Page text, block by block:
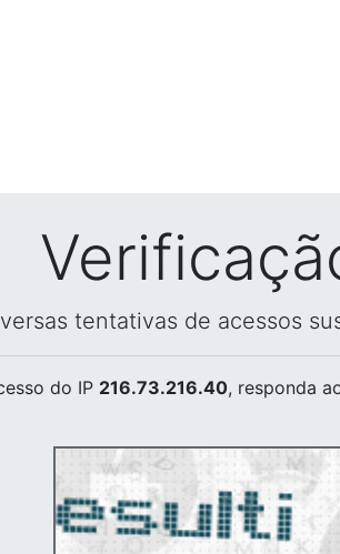
tentativas de acessos
do IP 216.73.216.40, responda